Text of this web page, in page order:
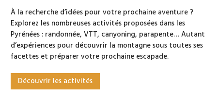
À la recherche d’idées pour votre prochaine aventure ?
Explorez les nombreuses activités proposées dans les
Pyrénées : randonnée, VTT, canyoning, parapente… Autant
d’expériences pour découvrir la montagne sous toutes ses
facettes et préparer votre prochaine escapade.
Découvrir les activités